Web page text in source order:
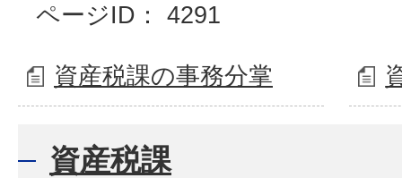
ページID： 4291
資産税課の事務分掌
資産税課